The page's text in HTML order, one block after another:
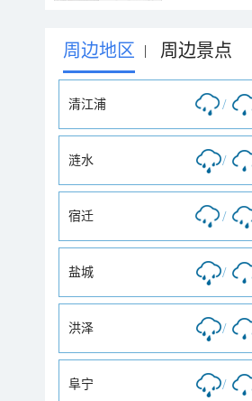
周边地区 | 周边景点
清江浦 /
涟水 /
宿迁 /
盐城 /
洪泽 /
阜宁 /